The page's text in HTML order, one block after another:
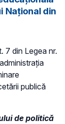
Național din
7 din Legea nr.
publică
de politică